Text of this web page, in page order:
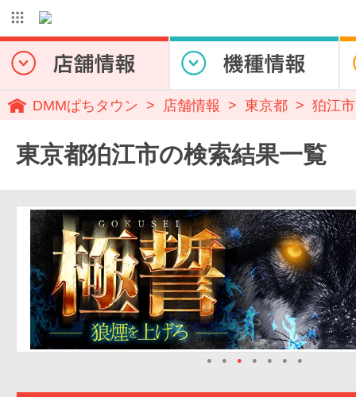
DMMぱちタウン 店舗情報 東京都 狛江市
東京都狛江市の検索結果一覧
● ● ● ● ● ● ●